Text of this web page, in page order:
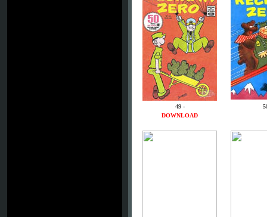
49 -
DOWNLOAD